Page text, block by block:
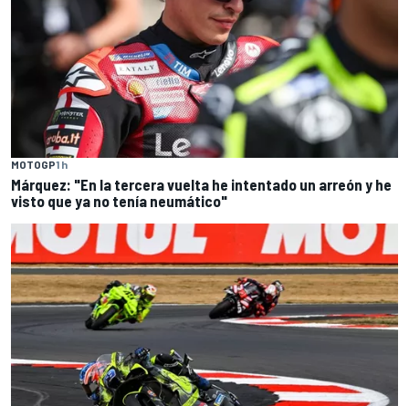
MOTOGP1 h
Márquez: "En la tercera vuelta he intentado un arreón y he
visto que ya no tenía neumático"